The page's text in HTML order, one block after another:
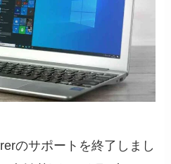
のサポートを終了しまし